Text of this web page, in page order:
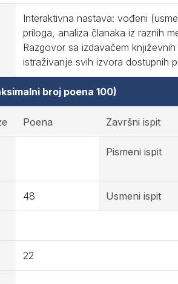
Interaktivna nastava: vođeni
priloga, analiza članaka iz raznih
Razgovor sa izdavačem
istraživanje svih izvora dostupnih
broj poena 100)
Poena Završni ispit
Pismeni ispit
48 Usmeni ispit
22